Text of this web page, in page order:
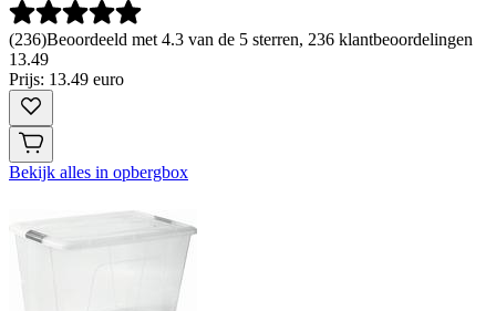
(236)Beoordeeld met 4.3 van de 5 sterren, 236 klantbeoordelingen
13.49
Prijs: 13.49 euro
Bekijk alles in opbergbox